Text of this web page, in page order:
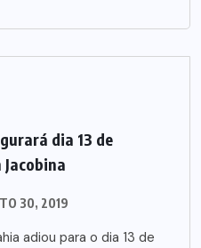
dia 13 de
30, 2019
adiou para o dia 13 de